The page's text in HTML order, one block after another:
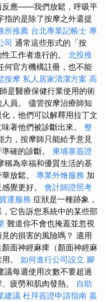
反應——我們放鬆，呼吸平
指的是除了按摩之外還提
所推薦 台北專業記帳士 專
司 通常這些形式的「按
工作者進行的。 北投推
何官方機構註冊，也不能
按摩 私人居家清潔方案 高
是醫療保健行業使用的術
員。 儘管按摩治療師知
，他們可以解釋用拉丁文
著他們被診斷出來。 整
力，按摩師只能給予意見
確的診斷。 柬埔寨簽證
稱為幸福和優質生活的基
放鬆。 專業外燴服務 加
覺更好。 會計師證照考
運服務 症狀是一種跡象，
它告訴您系統中的某些部
難道你不會也掩蓋並忽視
的損害的風險嗎？ 適用
面神經麻痺（顏面神經麻
。 如何進行公司設立 腳
議每週使用次數不要超過
疲勞和肌肉發熱。 自助
建議 杜拜簽證申請指南 嘉